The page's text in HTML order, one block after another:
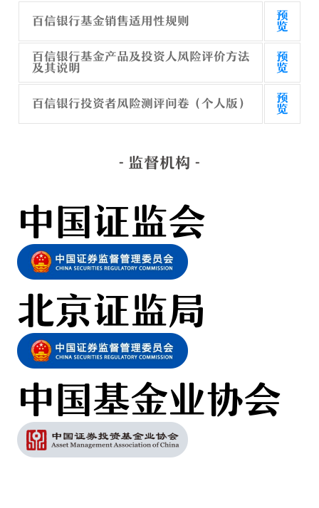
百信银行基金销售适用性规则
预
览
百信银行基金产品及投资人风险评价方法
及其说明
预
览
百信银行投资者风险测评问卷（个人版）
预
览
- 监督机构 -
中国证监会
北京证监局
中国基金业协会